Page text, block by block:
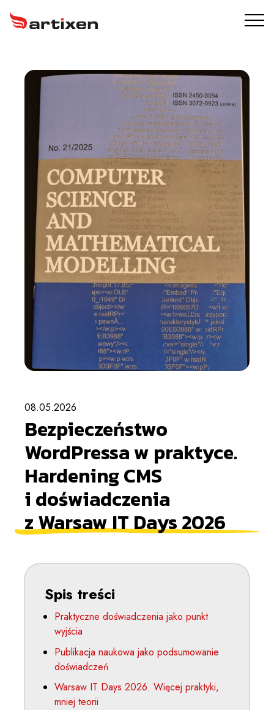
ARTIXEN PROTECT
PORTFOLIO
O NAS
BLOG
KONTAKT
08.05.2026
Bezpieczeństwo
WordPressa w praktyce.
Hardening CMS
i doświadczenia
z Warsaw IT Days 2026
Spis treści
Praktyczne doświadczenia jako punkt
wyjścia
Publikacja naukowa jako podsumowanie
doświadczeń
Warsaw IT Days 2026. Więcej praktyki,
mniej teorii